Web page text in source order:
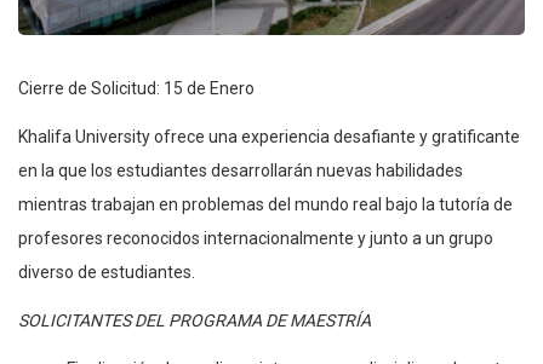
Cierre de Solicitud: 15 de Enero
Khalifa University ofrece una experiencia desafiante y gratificante
en la que los estudiantes desarrollarán nuevas habilidades
mientras trabajan en problemas del mundo real bajo la tutoría de
profesores reconocidos internacionalmente y junto a un grupo
diverso de estudiantes.
SOLICITANTES DEL PROGRAMA DE MAESTRÍA